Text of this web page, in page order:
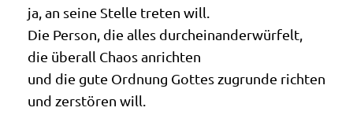
ja, an sei­ne Stel­le tre­ten will.
Die Per­son, die alles durcheinanderwürfelt,
die über­all Cha­os anrichten
und die gute Ord­nung Got­tes zugrun­de richten
und zer­stö­ren will.